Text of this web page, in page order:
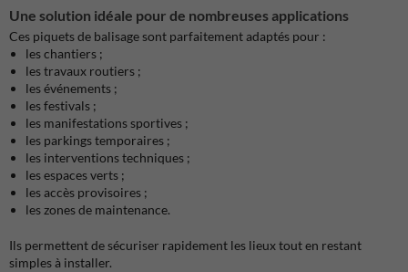
Une solution idéale pour de nombreuses applications
Ces piquets de balisage sont parfaitement adaptés pour :
les chantiers ;
les travaux routiers ;
les événements ;
les festivals ;
les manifestations sportives ;
les parkings temporaires ;
les interventions techniques ;
les espaces verts ;
les accès provisoires ;
les zones de maintenance.
Ils permettent de sécuriser rapidement les lieux tout en restant
simples à installer.